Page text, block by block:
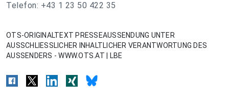
Telefon: +43 1 23 50 422 35
OTS-ORIGINALTEXT PRESSEAUSSENDUNG UNTER
AUSSCHLIESSLICHER INHALTLICHER VERANTWORTUNG DES
AUSSENDERS - WWW.OTS.AT | LBE